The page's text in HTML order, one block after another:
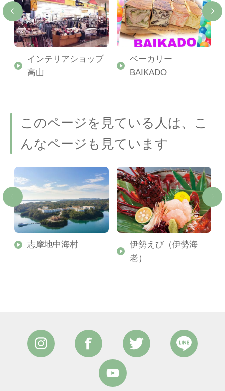
インテリアショップ
高山
ベーカリー
BAIKADO
このページを見ている人は、こ
んなページも見ています
志摩地中海村
伊勢えび（伊勢海
老）